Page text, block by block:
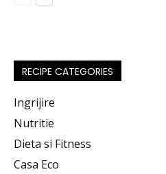
RECIPE CATEGORIES
Ingrijire
Nutritie
Dieta si Fitness
Casa Eco